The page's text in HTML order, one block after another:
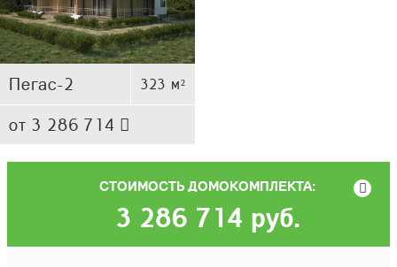
Пегас-2 323 м²
от 3 286 714
СТОИМОСТЬ ДОМОКОМПЛЕКТА:
3 286 714 руб.